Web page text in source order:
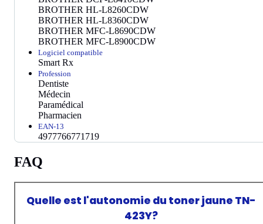
BROTHER HL-L8260CDW
BROTHER HL-L8360CDW
BROTHER MFC-L8690CDW
BROTHER MFC-L8900CDW
Logiciel compatible
Smart Rx
Profession
Dentiste
Médecin
Paramédical
Pharmacien
EAN-13
4977766771719
FAQ
Quelle est l'autonomie du toner jaune TN-
423Y?